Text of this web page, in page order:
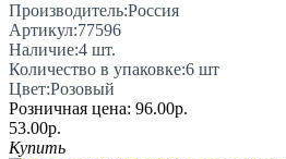
Производитель:Россия
Артикул:77596
Наличие:4 шт.
Количество в упаковке:6 шт
Цвет:Розовый
Розничная цена: 96.00р.
53.00р.
Купить